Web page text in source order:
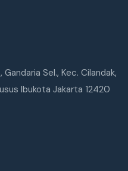
Sel., Kec. Cilandak,
Ibukota Jakarta 12420